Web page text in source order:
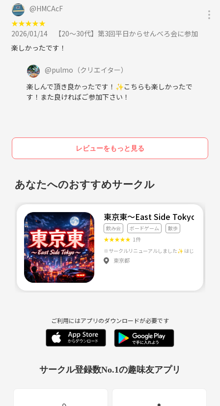
・安旨居酒屋に精通してる人もしくは知りたい人
・お酒を飲んでも暴れたりしない人
⚪︎注意事項
勧誘・営利目的ではないので、発覚した時点で、強制退会の罰をあたえ
@HMCAcF
★★★★★
2026/01/14
【20〜30代】第3回平日からせんべろ会に参加
楽しかったです！
@pulmo （クリエイター）
楽しんで頂き良かったです！✨️こちらも楽しかったで
す！また良ければご参加下さい！
レビューをもっと見る
あなたへのおすすめサークル
東京東〜East Side Tokyo〜
飲み会 ボードゲーム 散歩
★★★★★ 1件
東京都
ご利用にはアプリのダウンロードが必要です
サークル登録数No.1の趣味友アプリ